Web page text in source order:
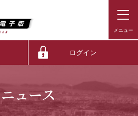
ログイン
ニュース